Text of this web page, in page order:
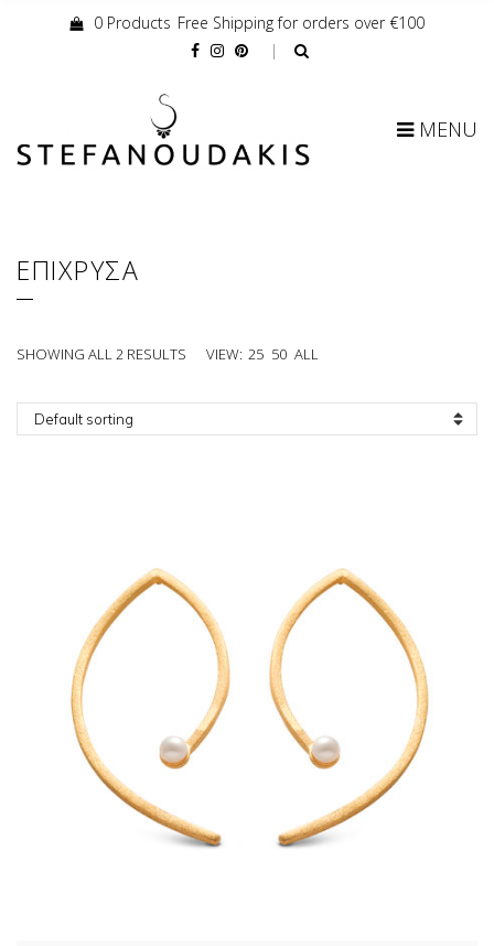
Cart:
0 Products Free Shipping for orders over €100
MENU
ΕΠΙΧΡΥΣΑ
SHOWING ALL 2 RESULTS VIEW: 25 50 ALL